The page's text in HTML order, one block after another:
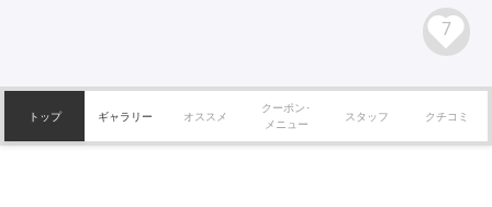
7
トップ ギャラリー オススメ
クーポン･
メニュー
スタッフ クチコミ